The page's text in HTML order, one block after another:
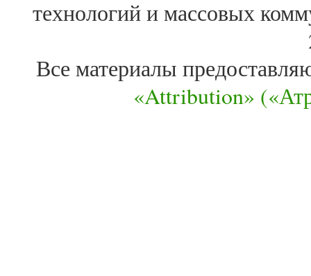
технологий и массовых
Все материалы
«Attribution»